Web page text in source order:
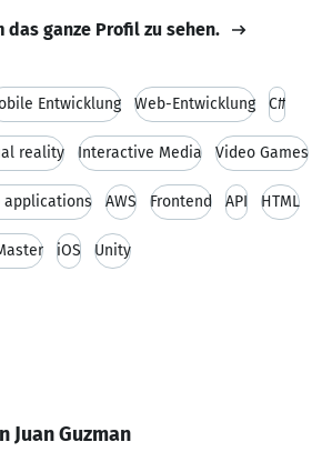
das ganze Profil zu sehen.
Entwicklung Web-Entwicklung C#
reality Interactive Media Video Games
applications AWS Frontend API HTML
iOS Unity
Juan Guzman